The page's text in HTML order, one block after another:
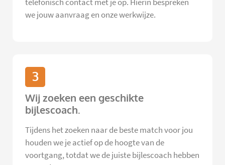
telefonisch contact met je op. Hierin bespreken
we jouw aanvraag en onze werkwijze.
3
Wij zoeken een geschikte
bijlescoach.
Tijdens het zoeken naar de beste match voor jou
houden we je actief op de hoogte van de
voortgang, totdat we de juiste bijlescoach hebben